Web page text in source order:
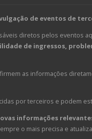
de eventos de
diretos pelos eventos
de ingressos,
as informações
por terceiros e podem
informações
o mais precisa e